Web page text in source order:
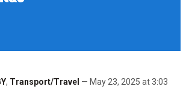
, Transport/Travel — May 23, 2025 at 3:03